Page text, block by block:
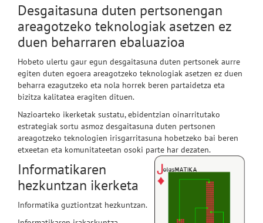
Desgaitasuna duten pertsonengan
areagotzeko teknologiak asetzen ez
duen beharraren ebaluazioa
Hobeto ulertu gaur egun desgaitasuna duten pertsonek aurre
egiten duten egoera areagotzeko teknologiak asetzen ez duen
beharra ezagutzeko eta nola horrek beren partaidetza eta
bizitza kalitatea eragiten dituen.
Nazioarteko ikerketak sustatu, ebidentzian oinarritutako
estrategiak sortu asmoz desgaitasuna duten pertsonen
areagotzeko teknologien irisgarritasuna hobetzeko bai beren
etxeetan eta komunitateetan osoki parte har dezaten.
Informatikaren
hezkuntzan ikerketa
Informatika guztiontzat hezkuntzan.